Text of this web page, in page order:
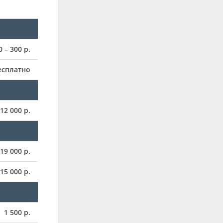
– 300 р.
12 000 р.
19 000 р.
15 000 р.
1 500 р.